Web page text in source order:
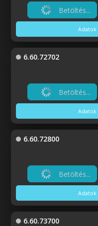
Betöltés...
6.60.72702
Betöltés...
6.60.72800
Betöltés...
6.60.73700